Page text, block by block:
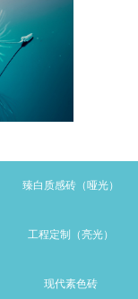
臻白质感砖（哑光）
工程定制（亮光）
现代素色砖